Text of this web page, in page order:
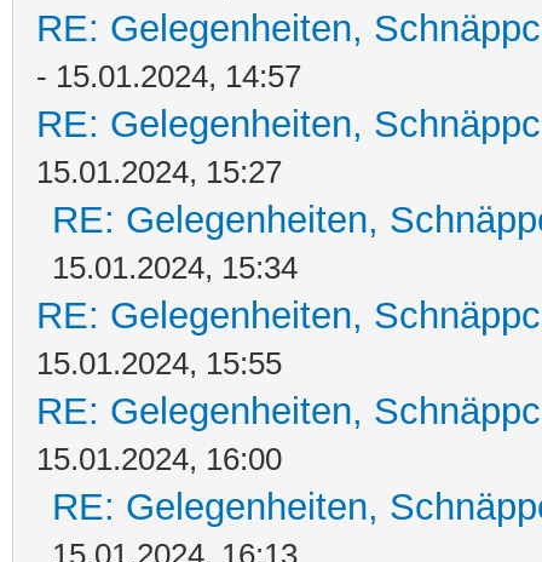
RE: Gelegenheiten,
- 15.01.2024, 14:57
RE: Gelegenheiten,
15.01.2024, 15:27
RE: Gelegenheiten,
15.01.2024, 15:34
RE: Gelegenheiten,
15.01.2024, 15:55
RE: Gelegenheiten,
15.01.2024, 16:00
RE: Gelegenheiten,
15.01.2024, 16:13